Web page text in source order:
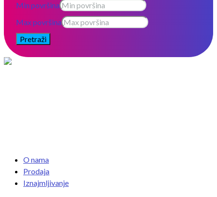
Min površina
Max površina
Pretraži
O nama
Prodaja
Iznajmljivanje